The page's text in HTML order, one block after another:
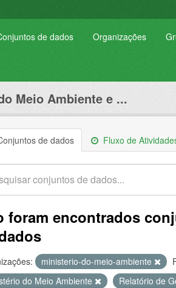
de dados Organizações
Meio Ambiente e ...
de dados Fluxo de
foram encontrados
ministerio-do-meio-ambiente
do Meio Ambiente
Relatório de